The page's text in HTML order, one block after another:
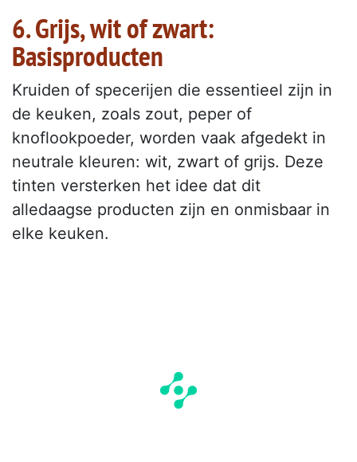
6. Grijs, wit of zwart:
Basisproducten
Kruiden of specerijen die essentieel zijn in
de keuken, zoals zout, peper of
knoflookpoeder, worden vaak afgedekt in
neutrale kleuren: wit, zwart of grijs. Deze
tinten versterken het idee dat dit
alledaagse producten zijn en onmisbaar in
elke keuken.